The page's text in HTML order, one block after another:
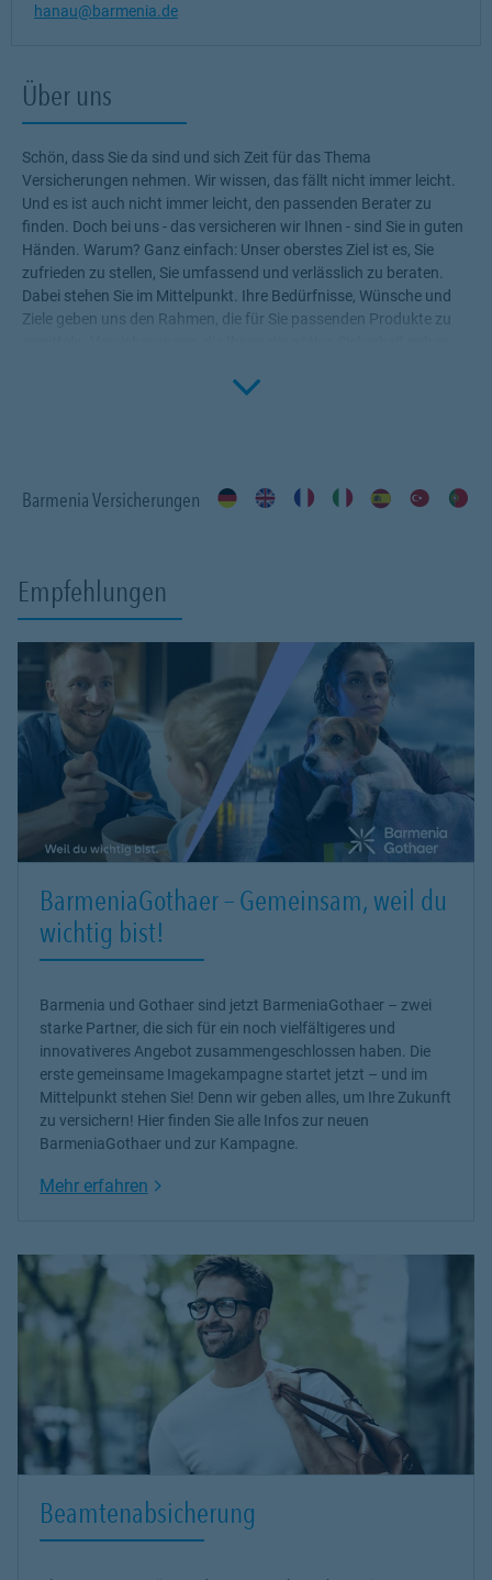
Über uns
Schön, dass Sie da sind und sich Zeit für das Thema
Versicherungen nehmen. Wir wissen, das fällt nicht immer leicht.
Und es ist auch nicht immer leicht, den passenden Berater zu
finden. Doch bei uns - das versicheren wir Ihnen - sind Sie in guten
Händen. Warum? Ganz einfach: Unser oberstes Ziel ist es, Sie
zufrieden zu stellen, Sie umfassend und verlässlich zu beraten.
Dabei stehen Sie im Mittelpunkt. Ihre Bedürfnisse, Wünsche und
Ziele geben uns den Rahmen, die für Sie passenden Produkte zu
unserem Fachwissen, unserer Begeisterung für alle Fragen rund
Click to
Barmenia Versicherungen
hanau@barmenia.de
Empfehlungen
BarmeniaGothaer – Gemeinsam, weil du
wichtig bist!
Barmenia und Gothaer sind jetzt BarmeniaGothaer – zwei
starke Partner, die sich für ein noch vielfältigeres und
innovativeres Angebot zusammengeschlossen haben. Die
erste gemeinsame Imagekampagne startet jetzt – und im
Mittelpunkt stehen Sie! Denn wir geben alles, um Ihre Zukunft
zu versichern! Hier finden Sie alle Infos zur neuen
BarmeniaGothaer und zur Kampagne.
Mehr erfahren Link Opens in New Tab
Beamtenabsicherung